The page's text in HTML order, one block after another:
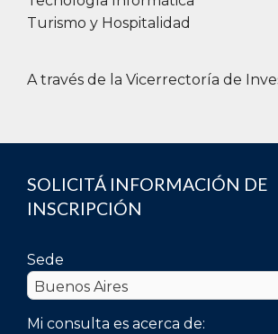
Autoridades
Decano:Dr. Marcelo De
Turismo y Hospitalidad
A través de la Vicerrectoría de
SOLICITÁ INFORMACIÓN DE
INSCRIPCIÓN
Sede
Mi consulta es acerca de: